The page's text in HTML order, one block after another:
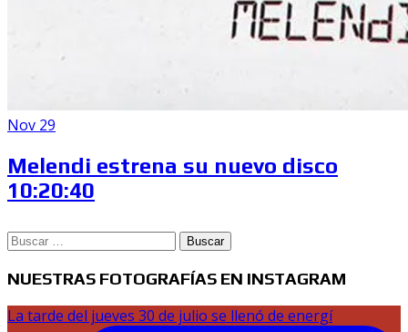
Nov 29
Melendi estrena su nuevo disco
10:20:40
Buscar:
NUESTRAS FOTOGRAFÍAS EN INSTAGRAM
La tarde del jueves 30 de julio se llenó de energí